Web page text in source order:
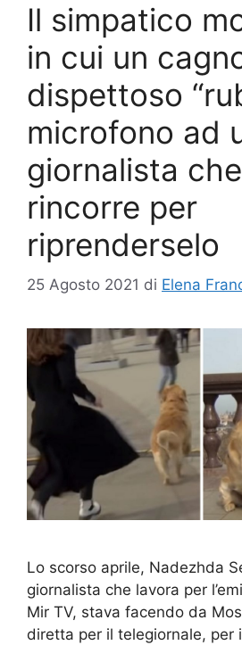
Il simpatico
in cui un
dispettoso
microfono ad
giornalista
rincorre per
riprenderselo
25 Agosto 2021 di Elena
Lo scorso aprile, Nadezhda
giornalista che lavora per
Mir TV, stava facendo da
diretta per il telegiornale, per